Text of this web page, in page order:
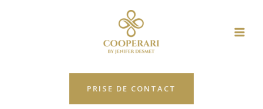
PRISE DE CONTACT